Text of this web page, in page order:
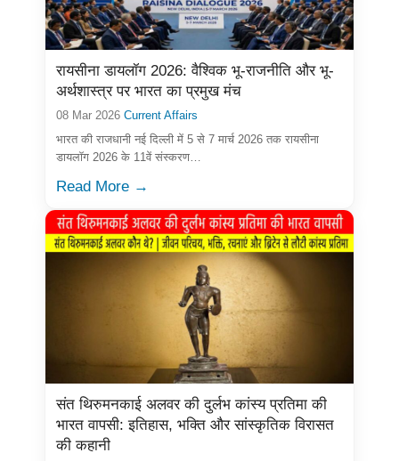
रायसीना डायलॉग 2026: वैश्विक भू-राजनीति और भू-
अर्थशास्त्र पर भारत का प्रमुख मंच
08 Mar 2026 Current Affairs
भारत की राजधानी नई दिल्ली में 5 से 7 मार्च 2026 तक रायसीना
डायलॉग 2026 के 11वें संस्करण…
Read More →
संत थिरुमनकाई अलवर की दुर्लभ कांस्य प्रतिमा की
भारत वापसी: इतिहास, भक्ति और सांस्कृतिक विरासत
की कहानी